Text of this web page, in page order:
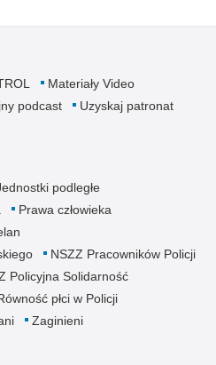
Materiały Video
podcast Uzyskaj patronat
podległe
Prawa człowieka
NSZZ Pracowników Policji
Policyjna Solidarność
płci w Policji
Zaginieni